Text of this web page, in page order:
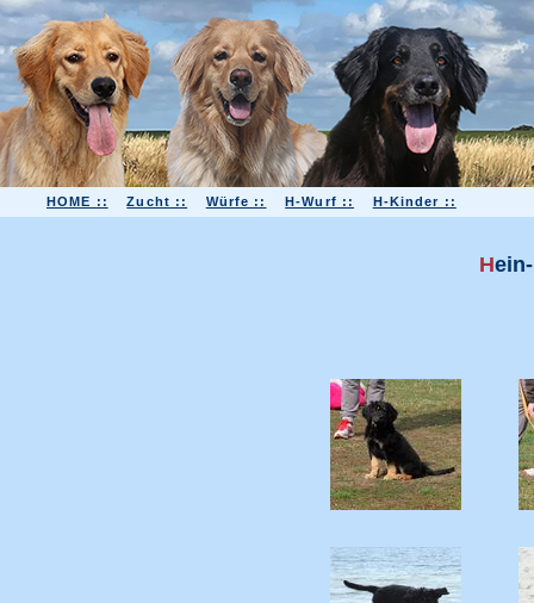
HOME :: Zucht :: Würfe :: H-Wurf :: H-Kinder ::
H